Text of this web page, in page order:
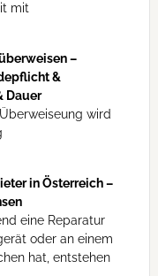
mit
–
&
Dauer
wird
in Österreich –
eine Reparatur
oder an einem
hat, entstehen